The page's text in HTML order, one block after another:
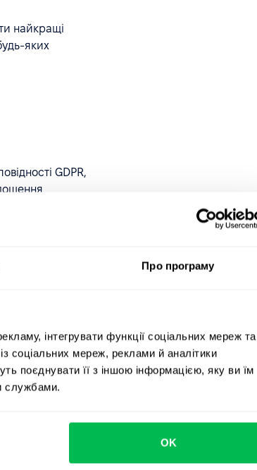
Про програму
інтегрувати функції соціальних мереж та
соціальних мереж, реклами й аналітики
поєднувати її з іншою інформацією, яку ви їм
службами.
OK
найкращі
яких
GDPR,
можуть вимагати
варіанти: